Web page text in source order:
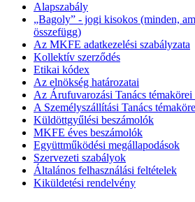
Alapszabály
„Bagoly” - jogi kisokos (minden,
összefügg)
Az MKFE adatkezelési szabályzata
Kollektív szerződés
Etikai kódex
Az elnökség határozatai
Az Árufuvarozási Tanács témakörei
A Személyszállítási Tanács
Küldöttgyűlési beszámolók
MKFE éves beszámolók
Együttműködési megállapodások
Szervezeti szabályok
Általános felhasználási feltételek
Kiküldetési rendelvény